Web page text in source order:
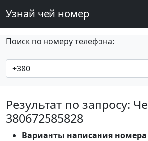
Узнай чей номер
Поиск по номеру телефона:
Результат по запросу:
380672585828
Варианты написания номера